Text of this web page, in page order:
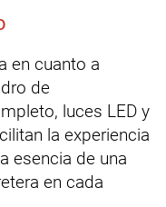
en cuanto a
de
luces LED y
la experiencia
esencia de una
en cada